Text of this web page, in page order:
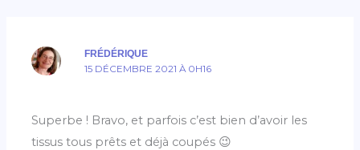
FRÉDÉRIQUE
15 DÉCEMBRE 2021 À 0H16
Superbe ! Bravo, et parfois c’est bien d’avoir les
tissus tous prêts et déjà coupés 😉